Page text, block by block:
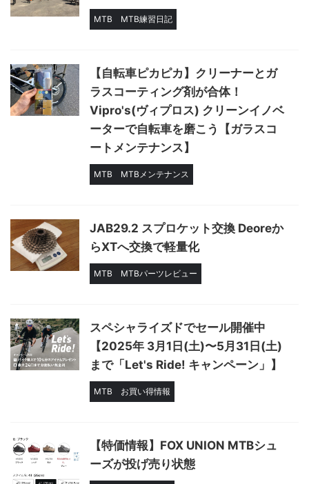
MTB MTB練習日記
【自転車ピカピカ】クリーナーとガ
ラスコーティング剤が合体！
Vipro's(ヴィプロス) クリーンイノベ
ーターで自転車を磨こう【ガラスコ
ートメンテナンス】
MTB MTBメンテナンス
JAB29.2 スプロケット交換 Deoreか
らXTへ交換で軽量化
MTB MTBパーツレビュー
スペシャライズドでセール開催中
【2025年 3月1日(土)〜5月31日(土)
まで「Let's Ride! キャンペーン」】
MTB お買い得情報
【特価情報】FOX UNION MTBシュ
ーズが投げ売り状態